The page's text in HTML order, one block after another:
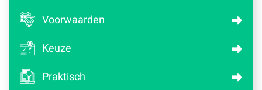
Voorwaarden
Keuze
Praktisch